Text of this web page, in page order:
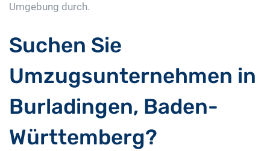
Umgebung durch.
Suchen Sie
Umzugsunternehmen in
Burladingen, Baden-
Württemberg?